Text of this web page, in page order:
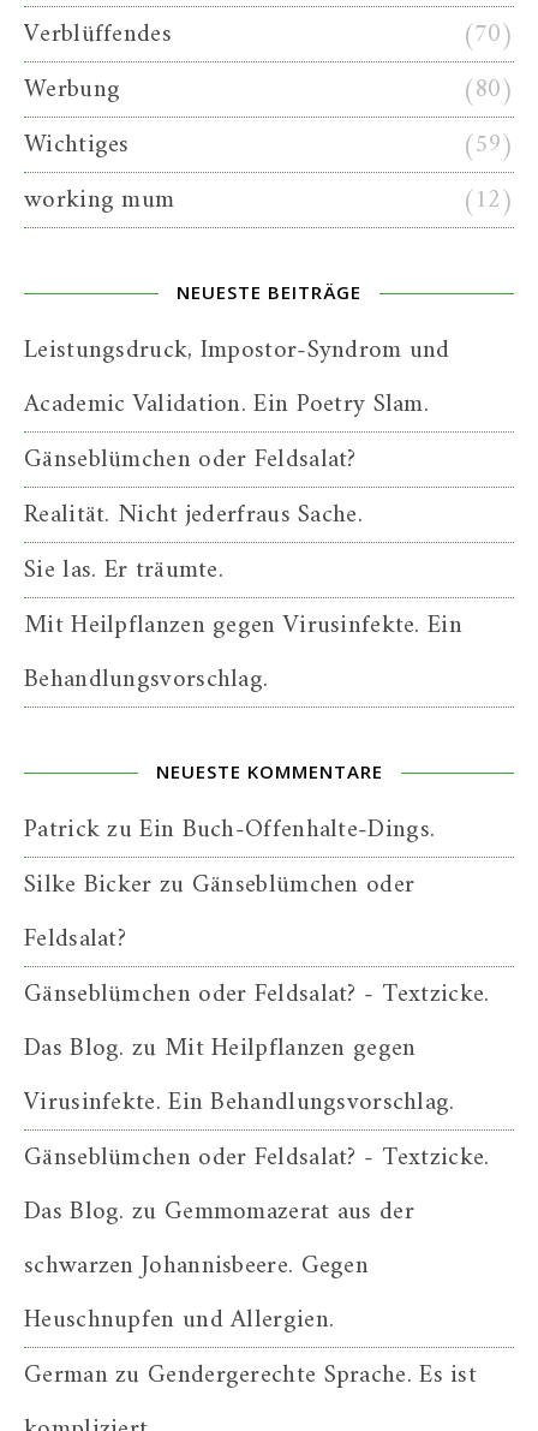
Verblüffendes
(70)
Werbung
(80)
Wichtiges
(59)
working mum
(12)
NEUESTE BEITRÄGE
Leistungsdruck, Impostor-Syndrom und
Academic Validation. Ein Poetry Slam.
Gänseblümchen oder Feldsalat?
Realität. Nicht jederfraus Sache.
Sie las. Er träumte.
Mit Heilpflanzen gegen Virusinfekte. Ein
Behandlungsvorschlag.
NEUESTE KOMMENTARE
PatrickzuEin Buch-Offenhalte-Dings.
Silke Bickerzu Gänseblümchen oder
Feldsalat?
Gänseblümchen oder Feldsalat? - Textzicke.
Das Blog. zu Mit Heilpflanzen gegen
Virusinfekte. Ein Behandlungsvorschlag.
Gänseblümchen oder Feldsalat? - Textzicke.
Das Blog. zu Gemmomazerat aus der
schwarzen Johannisbeere. Gegen
Heuschnupfen und Allergien.
Germanzu Gendergerechte Sprache. Es ist